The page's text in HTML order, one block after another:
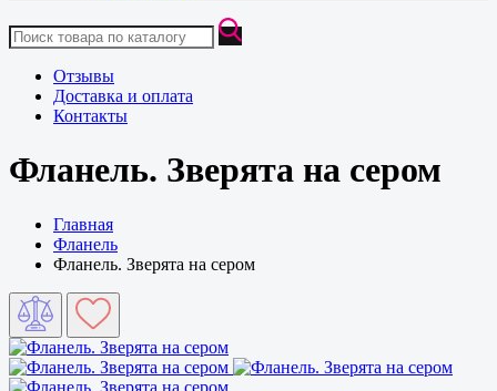
Отзывы
Доставка и оплата
Контакты
Фланель. Зверята на сером
Главная
Фланель
Фланель. Зверята на сером